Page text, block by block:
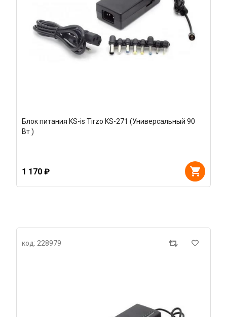
Блок питания KS-is Tirzo KS-271 (Универсальный 90
Вт )
1 170 ₽
код: 228979